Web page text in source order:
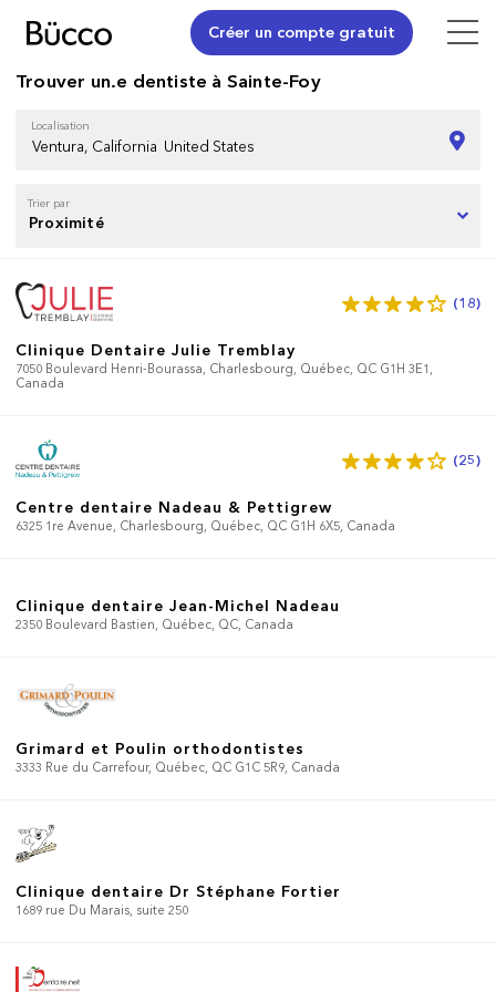
Créer un compte gratuit
Trouver un.e dentiste à Sainte-Foy
Localisation
Trier par
(18)
Clinique Dentaire Julie Tremblay
7050 Boulevard Henri-Bourassa, Charlesbourg, Québec, QC G1H 3E1,
Canada
(25)
Centre dentaire Nadeau & Pettigrew
6325 1re Avenue, Charlesbourg, Québec, QC G1H 6X5, Canada
Clinique dentaire Jean-Michel Nadeau
2350 Boulevard Bastien, Québec, QC, Canada
Grimard et Poulin orthodontistes
3333 Rue du Carrefour, Québec, QC G1C 5R9, Canada
Clinique dentaire Dr Stéphane Fortier
1689 rue Du Marais, suite 250